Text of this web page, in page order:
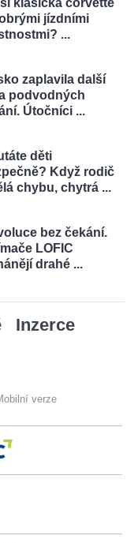
jízdními
...
zaplavila další
podvodných
Útočníci ...
děti
Když rodič
chybu, chytrá ...
bez čekání.
LOFIC
drahé ...
Inzerce
verze